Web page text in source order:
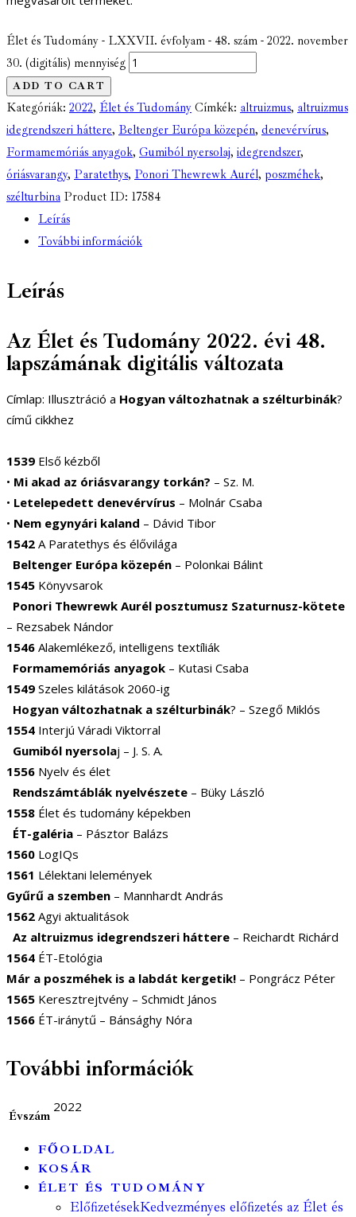
Élet és Tudomány - LXXVII. évfolyam - 48. szám - 2022. november
30. (digitális) mennyiség
ADD TO CART
Kategóriák: 2022, Élet és Tudomány Címkék: altruizmus, altruizmus
idegrendszeri háttere, Beltenger Európa közepén, denevérvírus,
Formamemóriás anyagok, Gumiból nyersolaj, idegrendszer,
óriásvarangy, Paratethys, Ponori Thewrewk Aurél, poszméhek,
szélturbina Product ID: 17584
Leírás
További információk
Leírás
Az Élet és Tudomány 2022. évi 48.
lapszámának digitális változata
Címlap: Illusztráció a Hogyan változhatnak a szélturbinák?
című cikkhez
1539 Első kézből
• Mi akad az óriásvarangy torkán? – Sz. M.
• Letelepedett denevérvírus – Molnár Csaba
• Nem egynyári kaland – Dávid Tibor
1542 A Paratethys és élővilága
Beltenger Európa közepén – Polonkai Bálint
1545 Könyvsarok
Ponori Thewrewk Aurél posztumusz Szaturnusz-kötete
– Rezsabek Nándor
1546 Alakemlékező, intelligens textíliák
Formamemóriás anyagok – Kutasi Csaba
1549 Szeles kilátások 2060-ig
Hogyan változhatnak a szélturbinák? – Szegő Miklós
1554 Interjú Váradi Viktorral
Gumiból nyersolaj – J. S. A.
1556 Nyelv és élet
Rendszámtáblák nyelvészete – Büky László
1558 Élet és tudomány képekben
ÉT-galéria – Pásztor Balázs
1560 LogIQs
1561 Lélektani lelemények
Gyűrű a szemben – Mannhardt András
1562 Agyi aktualitások
Az altruizmus idegrendszeri háttere – Reichardt Richárd
1564 ÉT-Etológia
Már a poszméhek is a labdát kergetik! – Pongrácz Péter
1565 Keresztrejtvény – Schmidt János
1566 ÉT-iránytű – Bánsághy Nóra
További információk
Évszám
2022
FŐOLDAL
KOSÁR
ÉLET ÉS TUDOMÁNY
ElőfizetésekKedvezményes előfizetés az Élet és